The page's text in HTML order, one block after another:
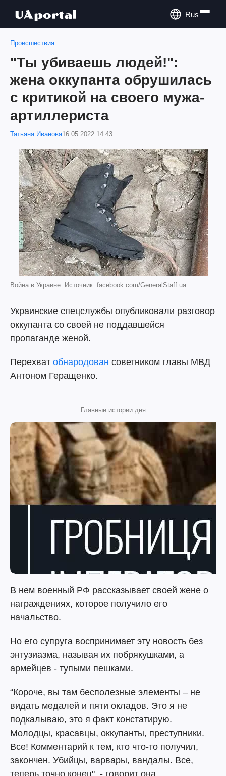
Rus
Происшествия
"Ты убиваешь людей!":
жена оккупанта обрушилась
с критикой на своего мужа-
артиллериста
Татьяна Иванова16.05.2022 14:43
Война в Украине. Источник: facebook.com/GeneralStaff.ua
Украинские спецслужбы опубликовали разговор
оккупанта со своей не поддавшейся
пропаганде женой.
Перехват обнародован советником главы МВД
Антоном Геращенко.
Главные истории дня
В нем военный РФ рассказывает своей жене о
награждениях, которое получило его
начальство.
Но его супруга воспринимает эту новость без
энтузиазма, называя их побрякушками, а
армейцев - тупыми пешками.
“Короче, вы там бесполезные элементы – не
видать медалей и пяти окладов. Это я не
подкалываю, это я факт констатирую.
Молодцы, красавцы, оккупанты, преступники.
Все! Комментарий к тем, кто что-то получил,
закончен. Убийцы, варвары, вандалы. Все,
теперь точно конец", - говорит она.